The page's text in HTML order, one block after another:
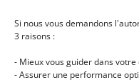
Si nous vous demandons
3 raisons :
- Mieux vous guider dans
- Assurer une performance